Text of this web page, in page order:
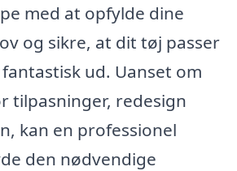
med at opfylde dine
og sikre, at dit tøj passer
ud. Uanset om
tilpasninger, redesign
kan en professionel
den nødvendige